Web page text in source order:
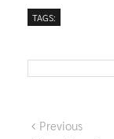
TAGS:
Previous